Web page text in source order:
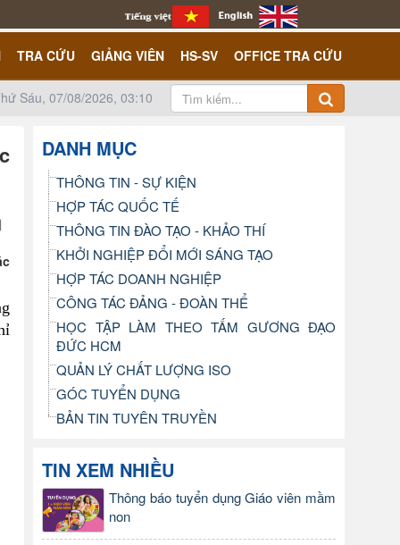
TRA CỨU GIẢNG VIÊN HS-SV OFFICE TRA CỨU
Sáu, 07/08/2026, 03:10
DANH MỤC
THÔNG TIN - SỰ KIỆN
HỢP TÁC QUỐC TẾ
THÔNG TIN ĐÀO TẠO - KHẢO THÍ
KHỞI NGHIỆP ĐỔI MỚI SÁNG TẠO
HỢP TÁC DOANH NGHIỆP
CÔNG TÁC ĐẢNG - ĐOÀN THỂ
HỌC TẬP LÀM THEO TẤM GƯƠNG ĐẠO
ĐỨC HCM
QUẢN LÝ CHẤT LƯỢNG ISO
GÓC TUYỂN DỤNG
BẢN TIN TUYÊN TRUYỀN
TIN XEM NHIỀU
Thông báo tuyển dụng Giáo viên mầm
non